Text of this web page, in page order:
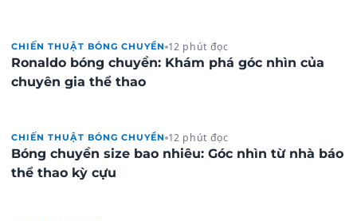
CHIẾN THUẬT BÓNG CHUYỀN 12 phút đọc
Ronaldo bóng chuyền: Khám phá góc nhìn của
chuyên gia thể thao
CHIẾN THUẬT BÓNG CHUYỀN 12 phút đọc
Bóng chuyền size bao nhiêu: Góc nhìn từ nhà báo
thể thao kỳ cựu